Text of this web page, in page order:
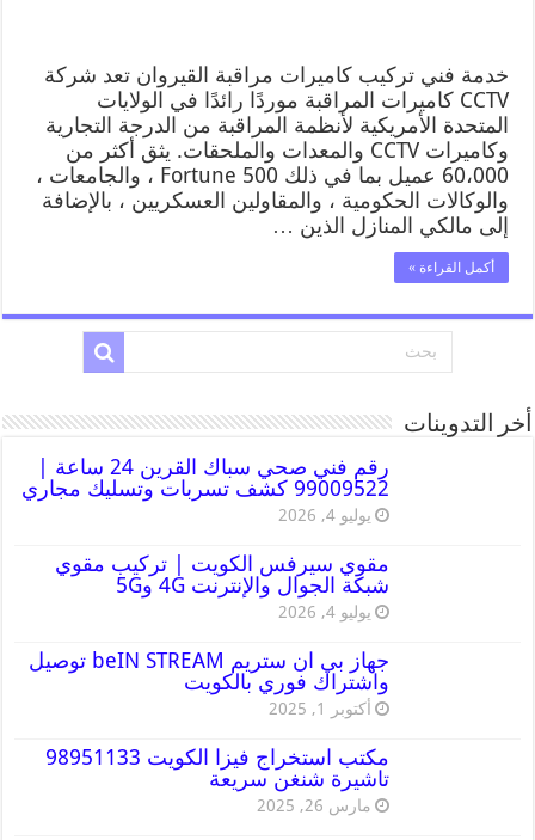
خدمة فني تركيب كاميرات مراقبة القيروان تعد شركة
CCTV كاميرات المراقبة موردًا رائدًا في الولايات
المتحدة الأمريكية لأنظمة المراقبة من الدرجة التجارية
وكاميرات CCTV والمعدات والملحقات. يثق أكثر من
60،000 عميل بما في ذلك Fortune 500 ، والجامعات ،
والوكالات الحكومية ، والمقاولين العسكريين ، بالإضافة
إلى مالكي المنازل الذين …
أكمل القراءة »
أخر التدوينات
رقم فني صحي سباك القرين 24 ساعة |
99009522 كشف تسربات وتسليك مجاري
يوليو 4, 2026
مقوي سيرفس الكويت | تركيب مقوي
شبكة الجوال والإنترنت 4G و5G
يوليو 4, 2026
جهاز بي ان ستريم beIN STREAM توصيل
واشتراك فوري بالكويت
أكتوبر 1, 2025
مكتب استخراج فيزا الكويت 98951133
تاشيرة شنغن سريعة
مارس 26, 2025